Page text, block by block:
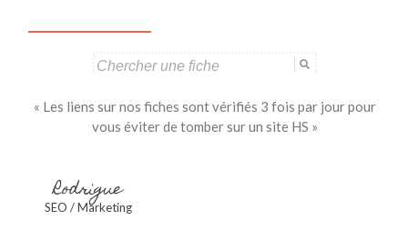
« Les liens sur nos fiches sont vérifiés 3 fois par jour pour
vous éviter de tomber sur un site HS »
Rodrigue
SEO / Marketing